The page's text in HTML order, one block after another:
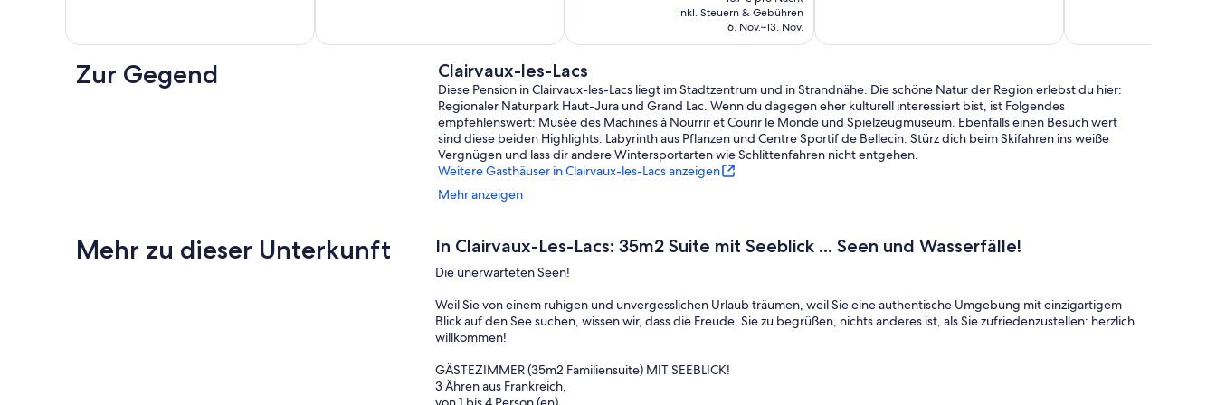
beträgt
750 €
inkl. Steuern & Gebühren
6. Nov.–13. Nov.
Zur Gegend Clairvaux-les-Lacs
Diese Pension in Clairvaux-les-Lacs liegt im Stadtzentrum und in Strandnähe. Die schöne Natur der Region erlebst du hier:
Regionaler Naturpark Haut-Jura und Grand Lac. Wenn du dagegen eher kulturell interessiert bist, ist Folgendes
empfehlenswert: Musée des Machines à Nourrir et Courir le Monde und Spielzeugmuseum. Ebenfalls einen Besuch wert
sind diese beiden Highlights: Labyrinth aus Pflanzen und Centre Sportif de Bellecin. Stürz dich beim Skifahren ins weiße
Vergnügen und lass dir andere Wintersportarten wie Schlittenfahren nicht entgehen.
Weitere Gasthäuser in Clairvaux-les-Lacs anzeigen
Mehr anzeigen
Mehr zu dieser Unterkunft In Clairvaux-Les-Lacs: 35m2 Suite mit Seeblick ... Seen und Wasserfälle!
Die unerwarteten Seen!
Weil Sie von einem ruhigen und unvergesslichen Urlaub träumen, weil Sie eine authentische Umgebung mit einzigartigem
Blick auf den See suchen, wissen wir, dass die Freude, Sie zu begrüßen, nichts anderes ist, als Sie zufriedenzustellen: herzlich
willkommen!
GÄSTEZIMMER (35m2 Familiensuite) MIT SEEBLICK!
3 Ähren aus Frankreich,